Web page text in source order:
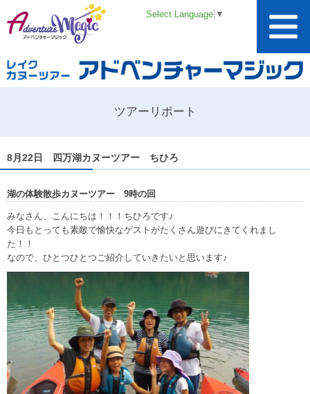
Select Language ▼
ツアーリポート
8月22日 四万湖カヌーツアー ちひろ
湖の体験散歩カヌーツアー 9時の回
みなさん、こんにちは！！！ちひろです♪
今日もとっても素敵で愉快なゲストがたくさん遊びにきてくれまし
た！！
なので、ひとつひとつご紹介していきたいと思います♪